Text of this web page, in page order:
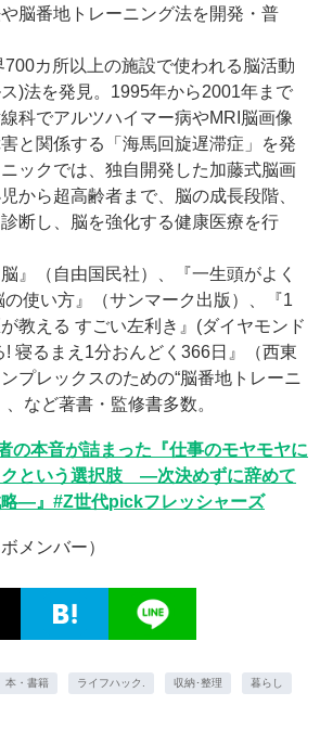
脳番地トレーニング法を開発・普
カ所以上の施設で使われる脳活動
)法を発見。1995年から2001年まで
科でアルツハイマー病やMRI脳画像
と関係する「海馬回旋遅滞症」を発
ックでは、独自開発した加藤式脳画
から超高齢者まで、脳の成長段階、
断し、脳を強化する健康医療を行
』（自由国民社）、『一生頭がよく
使い方』（サンマーク出版）、『1
教える すごい左利き』(ダイヤモンド
寝るまえ1分おんどく366日』（西東
プレックスのための“脳番地トレーニ
など著書・監修書多数。
の本音が詰まった『仕事のモヤモヤに
クという選択肢 ―次決めずに辞めて
略―』#Z世代pickフレッシャーズ
メンバー）
本・書籍 ライフハック. 収納･整理 暮らし